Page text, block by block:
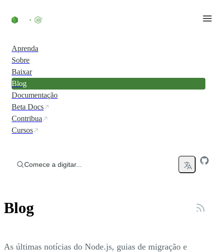
Aprenda
Sobre
Baixar
Blog
Documentação
Beta Docs
Contribua
Cursos
Comece a digitar...
Blog
As últimas notícias do Node.js, guias de migração e